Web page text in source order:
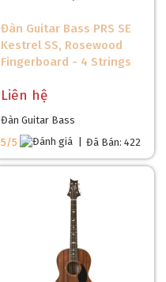
Đàn Guitar Bass PRS SE
Kestrel SS, Rosewood
Fingerboard - 4 Strings
Liên hệ
Đàn Guitar Bass
5/5
Đã Bán: 422